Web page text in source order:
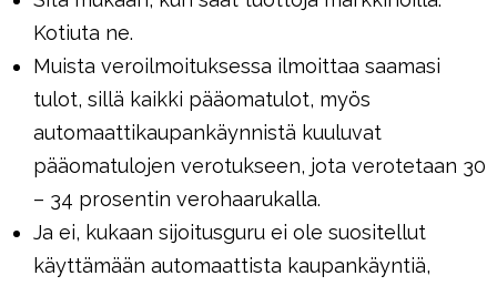
Kotiuta ne.
Muista veroilmoituksessa ilmoittaa saamasi
tulot, sillä kaikki pääomatulot, myös
automaattikaupankäynnistä kuuluvat
pääomatulojen verotukseen, jota verotetaan 30
– 34 prosentin verohaarukalla.
Ja ei, kukaan sijoitusguru ei ole suositellut
käyttämään automaattista kaupankäyntiä,